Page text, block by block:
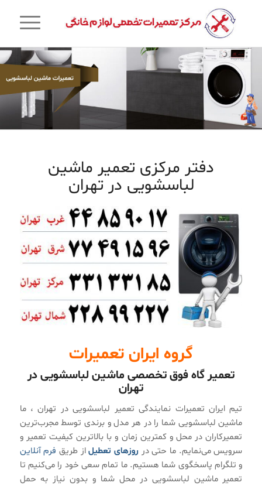
دفتر مرکزی تعمیر ماشین
لباسشویی در تهران
گروه ایران تعمیرات
تعمیر گاه فوق تخصصی ماشین لباسشویی در
تهران
تیم ایران تعمیرات نمایندگی تعمیر لباسشویی در تهران ، ما
ماشین لباسشویی شما را در هر مدل و برندی توسط مجرب‌ترین
تعمیرکاران در محل و کمترین زمان و با بالاترین کیفیت تعمیر و
سرویس می‌نمایم. ما حتی در روزهای تعطیلاز طریق فرم آنلاین
و تلگرام پاسخگوی شما هستیم. ما تمام سعی خود را می‌کنیم تا
تعمیر ماشین لباسشویی در محل شما و بدون نیاز به حمل